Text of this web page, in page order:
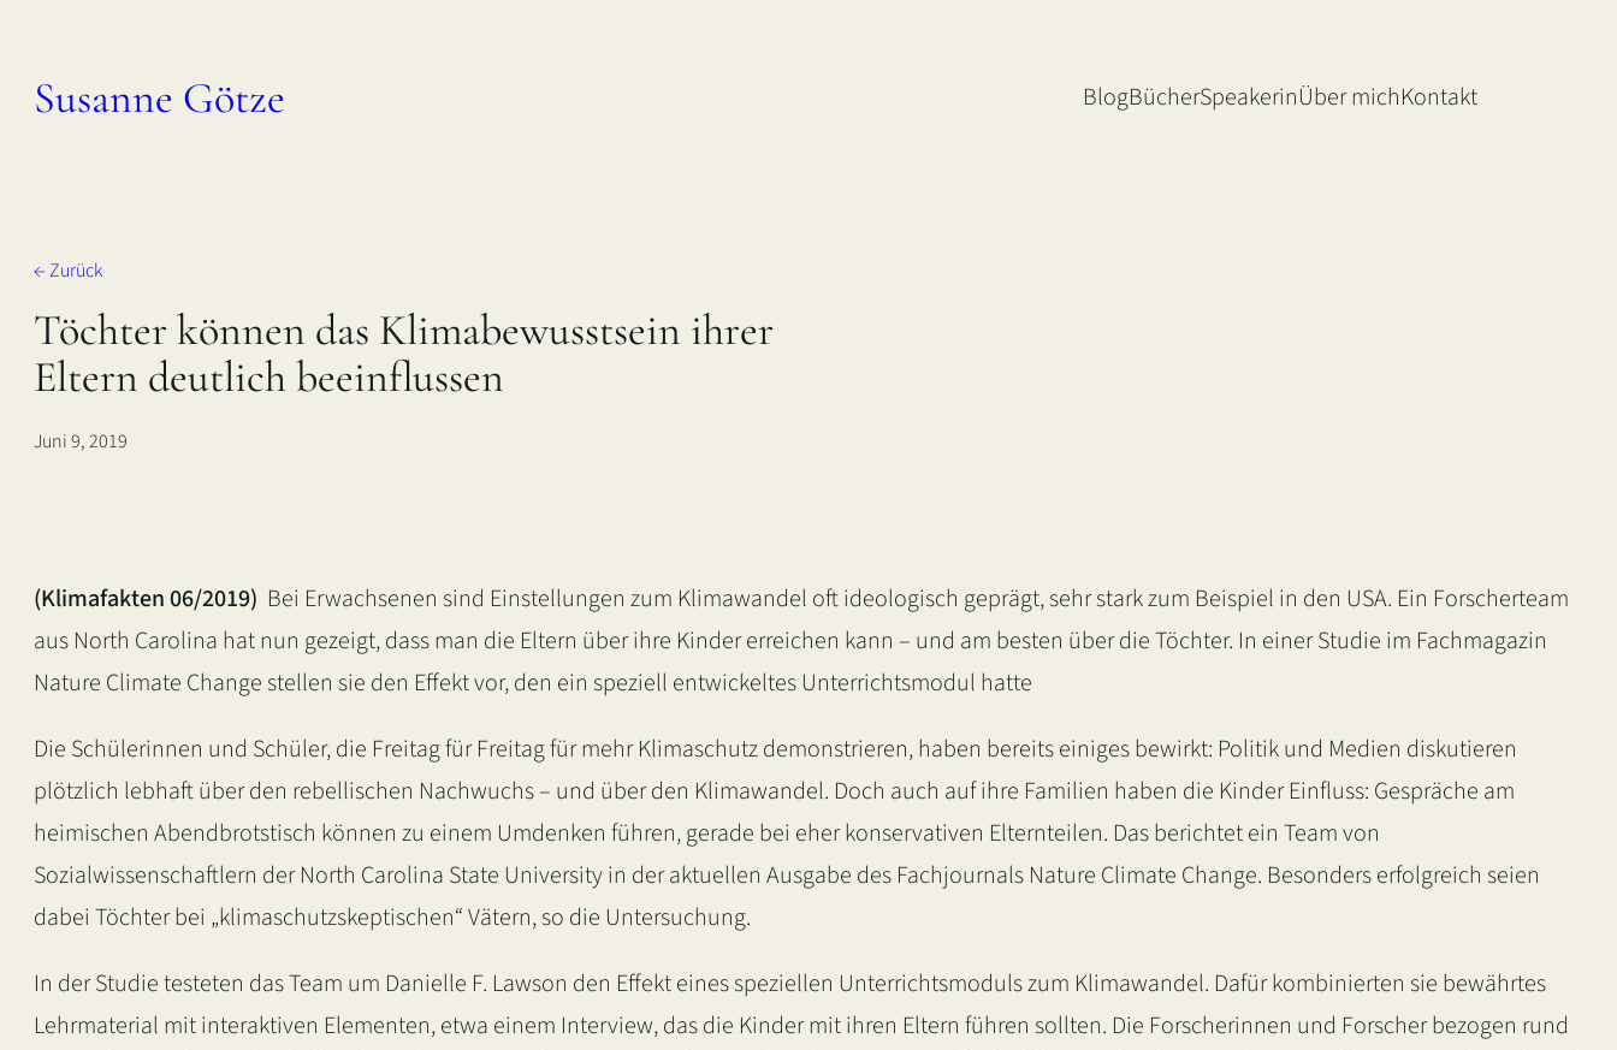
springen
Susanne Götze BlogBücherSpeakerinÜber michKontakt
← Zurück
Töchter können das Klimabewusstsein ihrer
Eltern deutlich beeinflussen
Juni 9, 2019
(Klimafakten 06/2019) Bei Erwachsenen sind Einstellungen zum Klimawandel oft ideologisch geprägt, sehr stark zum Beispiel in den USA. Ein Forscherteam
aus North Carolina hat nun gezeigt, dass man die Eltern über ihre Kinder erreichen kann – und am besten über die Töchter. In einer Studie im Fachmagazin
Nature Climate Change stellen sie den Effekt vor, den ein speziell entwickeltes Unterrichtsmodul hatte
Die Schülerinnen und Schüler, die Freitag für Freitag für mehr Klimaschutz demonstrieren, haben bereits einiges bewirkt: Politik und Medien diskutieren
plötzlich lebhaft über den rebellischen Nachwuchs – und über den Klimawandel. Doch auch auf ihre Familien haben die Kinder Einfluss: Gespräche am
heimischen Abendbrotstisch können zu einem Umdenken führen, gerade bei eher konservativen Elternteilen. Das berichtet ein Team von
Sozialwissenschaftlern der North Carolina State University in der aktuellen Ausgabe des Fachjournals Nature Climate Change. Besonders erfolgreich seien
dabei Töchter bei „klimaschutzskeptischen“ Vätern, so die Untersuchung.
In der Studie testeten das Team um Danielle F. Lawson den Effekt eines speziellen Unterrichtsmoduls zum Klimawandel. Dafür kombinierten sie bewährtes
Lehrmaterial mit interaktiven Elementen, etwa einem Interview, das die Kinder mit ihren Eltern führen sollten. Die Forscherinnen und Forscher bezogen rund